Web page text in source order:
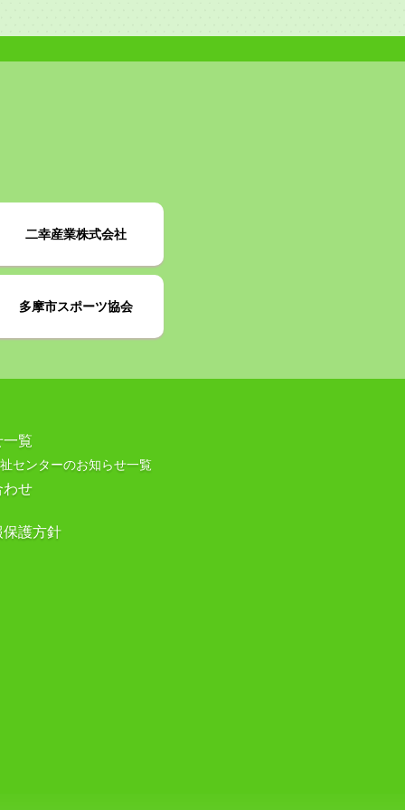
二幸産業株式会社
多摩市スポーツ協会
一覧
センターのお知らせ一覧
わせ
保護方針